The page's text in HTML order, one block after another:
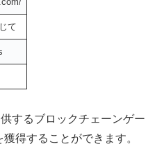
て
するブロックチェーンゲー
得することができます。